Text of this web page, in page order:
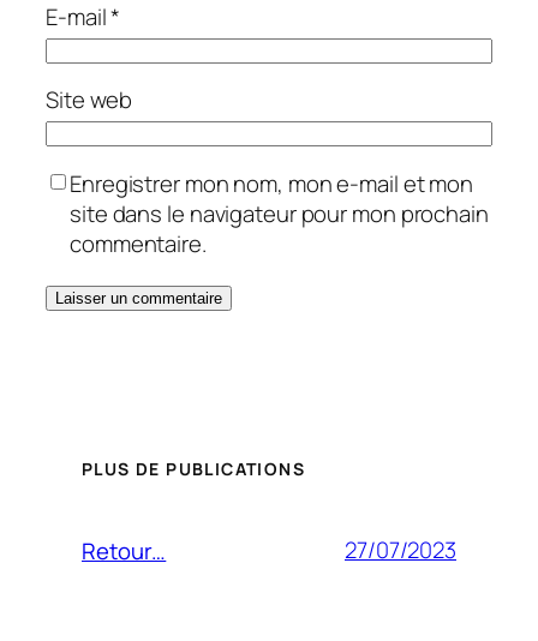
E-mail*
Site web
Enregistrer mon nom, mon e-mail et mon
site dans le navigateur pour mon prochain
commentaire.
PLUS DE PUBLICATIONS
Retour… 27/07/2023